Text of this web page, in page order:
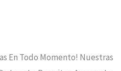
En Todo Momento! Nuestras